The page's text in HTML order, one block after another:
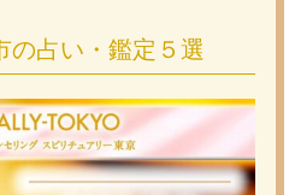
の占い・鑑定５選